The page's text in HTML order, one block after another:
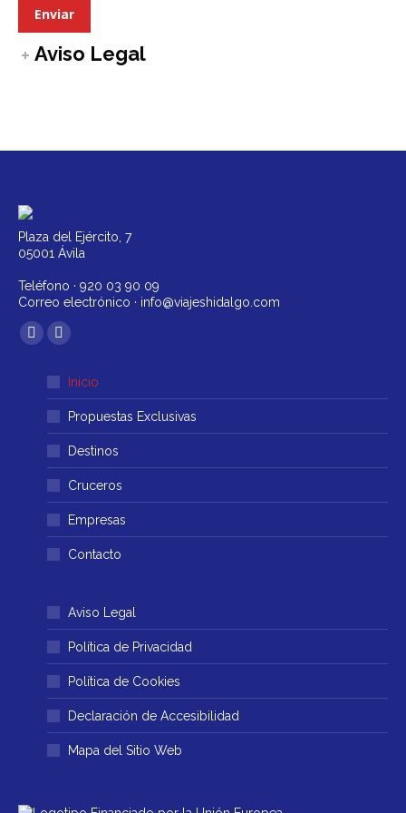
Aviso Legal
Plaza del Ejército, 7
05001 Ávila
Teléfono · 920 03 90 09
Correo electrónico · info@viajeshidalgo.com
Encuéntranos en:
Facebook
abre
una
ventana
Instagram
se
abre
en
una
ventana
Inicio
Propuestas Exclusivas
Destinos
Cruceros
Empresas
Contacto
Aviso Legal
Política de Privacidad
Política de Cookies
Declaración de Accesibilidad
Mapa del Sitio Web